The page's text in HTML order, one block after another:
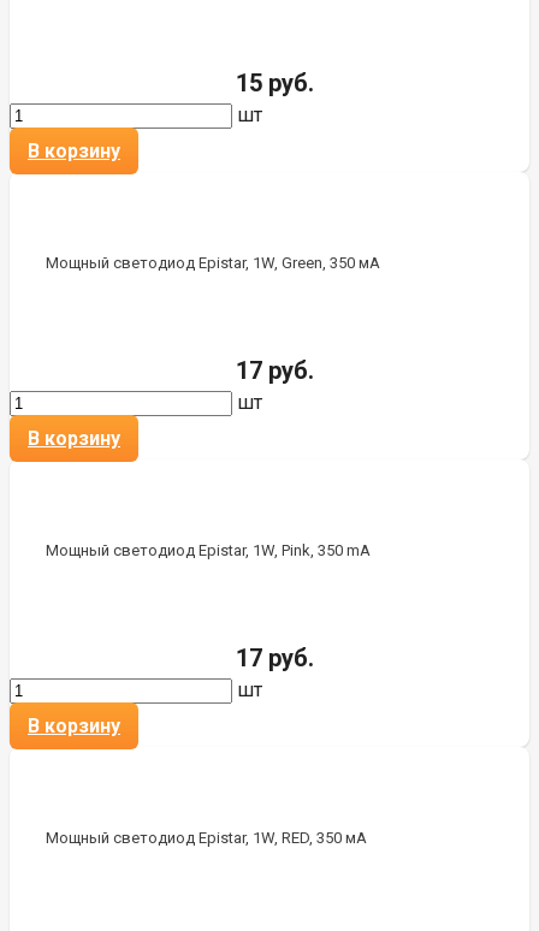
15 руб.
шт
В корзину
Мощный светодиод Epistar, 1W, Green, 350 мА
17 руб.
шт
В корзину
Мощный светодиод Epistar, 1W, Pink, 350 mA
17 руб.
шт
В корзину
Мощный светодиод Epistar, 1W, RED, 350 мА